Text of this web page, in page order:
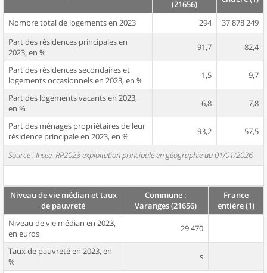
(21656)
Nombre total de logements en 2023 294
37 878 249
Part des résidences principales en
2023, en %
91,7 82,4
Part des résidences secondaires et
logements occasionnels en 2023, en %
1,5 9,7
Part des logements vacants en 2023,
en %
6,8 7,8
Part des ménages propriétaires de leur
résidence principale en 2023, en %
93,2 57,5
Source : Insee, RP2023 exploitation principale en géographie au 01/01/2026
Niveau de vie médian et taux
de pauvreté
Commune :
Varanges (21656)
France
entière (1)
Niveau de vie médian en 2023,
en euros
29 470
Taux de pauvreté en 2023, en
%
s